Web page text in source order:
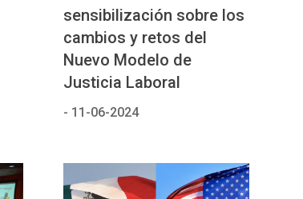
sensibilización sobre los
cambios y retos del
Nuevo Modelo de
Justicia Laboral
- 11-06-2024